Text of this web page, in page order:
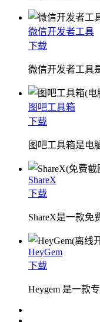
微信开发者工具
下载
微信开发者工具
图吧工具箱
下载
图吧工具箱是电
ShareX
下载
ShareX是一款免
HeyGem
下载
Heygem 是一款